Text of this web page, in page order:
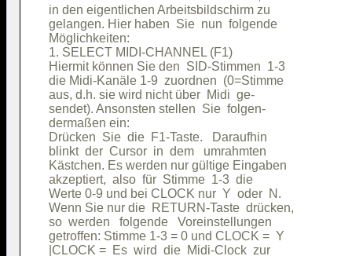
in den eigentlichen Arbeitsbildschirm zu
gelangen. Hier haben  Sie  nun  folgende
Möglichkeiten:
1. SELECT MIDI-CHANNEL (F1)
Hiermit können Sie den  SID-Stimmen  1-3
die Midi-Kanäle 1-9  zuordnen  (0=Stimme
aus, d.h. sie wird nicht über  Midi  ge-
sendet). Ansonsten stellen  Sie  folgen-
dermaßen ein:
Drücken  Sie  die  F1-Taste.   Daraufhin
blinkt  der  Cursor  in  dem   umrahmten
Kästchen. Es werden nur gültige Eingaben
akzeptiert,  also  für  Stimme  1-3  die
Werte 0-9 und bei CLOCK nur  Y  oder  N.
Wenn Sie nur die  RETURN-Taste  drücken,
so  werden   folgende   Voreinstellungen
getroffen: Stimme 1-3 = 0 und CLOCK =  Y
|CLOCK =  Es  wird  die  Midi-Clock  zur